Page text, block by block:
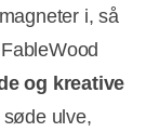
i, så
og kreative
ulve,